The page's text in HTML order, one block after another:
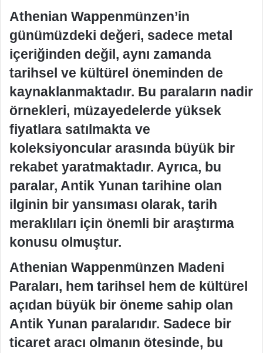
Athenian Wappenmünzen’in
günümüzdeki değeri, sadece metal
içeriğinden değil, aynı zamanda
tarihsel ve kültürel öneminden de
kaynaklanmaktadır. Bu paraların nadir
örnekleri, müzayedelerde yüksek
fiyatlara satılmakta ve
koleksiyoncular arasında büyük bir
rekabet yaratmaktadır. Ayrıca, bu
paralar, Antik Yunan tarihine olan
ilginin bir yansıması olarak, tarih
meraklıları için önemli bir araştırma
konusu olmuştur.
Athenian Wappenmünzen Madeni
Paraları, hem tarihsel hem de kültürel
açıdan büyük bir öneme sahip olan
Antik Yunan paralarıdır. Sadece bir
ticaret aracı olmanın ötesinde, bu